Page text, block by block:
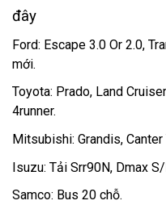
đây
Ford: Escape 3.0 Or 2.0,
mới.
Toyota: Prado, Land
4runner.
Mitsubishi: Grandis, Canter
Isuzu: Tải Srr90N, Dmax
Samco: Bus 20 chỗ.